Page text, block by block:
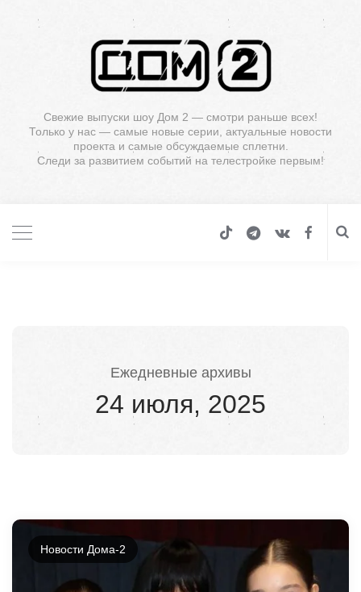
Свежие выпуски шоу Дом 2 — смотри раньше всех!
Только у нас — самые новые серии, актуальные новости
проекта и самые обсуждаемые сплетни.
Следи за развитием событий на телестройке первым!
Ежедневные архивы
24 июля, 2025
Новости Дома-2